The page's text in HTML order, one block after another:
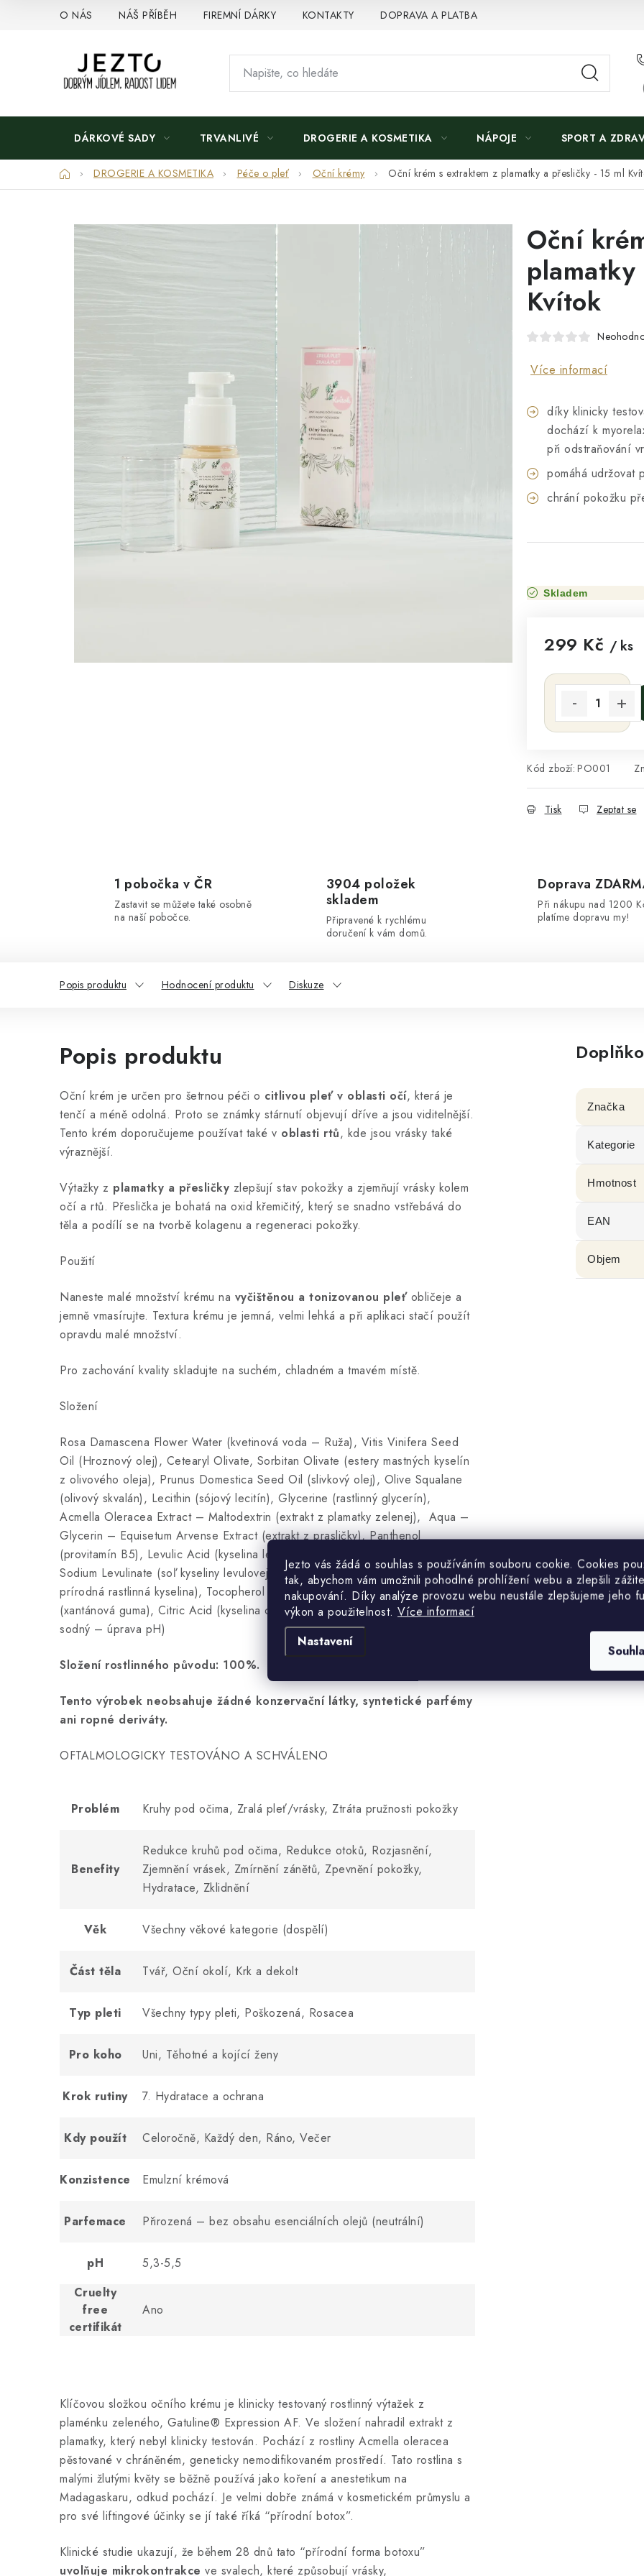
Jezto vás žádá o souhlas s používáním souboru cookie. Cookies
tak, abychom vám umožnili pohodlné prohlížení webu a zlepšili
nakupování. Díky analýze provozu webu neustále zlepšujeme jeho
výkon a použitelnost. Více informací
Nastavení
O NÁS NÁŠ PŘÍBĚH FIREMNÍ DÁRKY KONTAKTY DOPRAVA A PLATBA
DÁRKOVÉ SADY TRVANLIVÉ DROGERIE A KOSMETIKA NÁPOJE SPORT A
DomůDROGERIE A KOSMETIKA Péče o pleť Oční krémy Oční krém s extraktem z plamatky a přesličky - 15 ml
Oční
Kvítok
Více informací
díky klinicky
dochází k
při odstraňování
pomáhá udržovat
chrání pokožku
Skladem
299 Kč / ks
Kód zboží: PO001
Tisk Zeptat se
1 pobočka v ČR
Zastavit se můžete také osobně
na naší pobočce.
3904 položek
skladem
Připravené k rychlému
doručení k vám domů.
Doprava
Při nákupu nad 1200
platíme dopravu my!
Popis produktu Hodnocení produktu Diskuze
Popis produktu
Oční krém je určen pro šetrnou péči o citlivou pleť v oblasti očí, která je
tenčí a méně odolná. Proto se známky stárnutí objevují dříve a jsou viditelnější.
Tento krém doporučujeme používat také v oblasti rtů, kde jsou vrásky také
výraznější.
Výtažky z plamatky a přesličky zlepšují stav pokožky a zjemňují vrásky kolem
očí a rtů. Přeslička je bohatá na oxid křemičitý, který se snadno vstřebává do
těla a podílí se na tvorbě kolagenu a regeneraci pokožky.
Použití
Naneste malé množství krému na vyčištěnou a tonizovanou pleťobličeje a
jemně vmasírujte. Textura krému je jemná, velmi lehká a při aplikaci stačí použít
opravdu malé množství.
Pro zachování kvality skladujte na suchém, chladném a tmavém místě.
Složení
Rosa Damascena Flower Water (kvetinová voda – Ruža), Vitis Vinifera Seed
Oil (Hroznový olej), Cetearyl Olivate, Sorbitan Olivate (estery mastných kyselín
z olivového oleja), Prunus Domestica Seed Oil (slivkový olej), Olive Squalane
(olivový skvalán), Lecithin (sójový lecitín), Glycerine (rastlinný glycerín),
Acmella Oleracea Extract – Maltodextrin (extrakt z plamatky zelenej), Aqua –
Glycerin – Equisetum Arvense Extract (extrakt z prasličky), Panthenol
(provitamín B5), Levulic Acid (kyselina levulová – prírodná rastlinná kyselina),
Sodium Levulinate (soľ kyseliny levulovej), p-Anisic Acid (kyselina anízová –
prírodná rastlinná kyselina), Tocopherol (prírodný vitamín E), Xanthan Gum
(xantánová guma), Citric Acid (kyselina citrónová), Sodium Hydroxide (hydroxid
sodný – úprava pH)
Složení rostlinného původu: 100%.
Tento výrobek neobsahuje žádné konzervační látky, syntetické parfémy
ani ropné deriváty.
OFTALMOLOGICKY TESTOVÁNO A SCHVÁLENO
Problém Kruhy pod očima, Zralá pleť/vrásky, Ztráta pružnosti pokožky
Benefity
Redukce kruhů pod očima, Redukce otoků, Rozjasnění,
Zjemnění vrásek, Zmírnění zánětů, Zpevnění pokožky,
Hydratace, Zklidnění
Věk Všechny věkové kategorie (dospělí)
Část těla Tvář, Oční okolí, Krk a dekolt
Typ pleti Všechny typy pleti, Poškozená, Rosacea
Pro koho Uni, Těhotné a kojící ženy
Krok rutiny 7. Hydratace a ochrana
Kdy použít Celoročně, Každý den, Ráno, Večer
Konzistence Emulzní krémová
Parfemace Přirozená – bez obsahu esenciálních olejů (neutrální)
pH
5,3-5,5
Cruelty
free
certifikát
Ano
Klíčovou složkou očního krému je klinicky testovaný rostlinný výtažek z
plaménku zeleného, Gatuline® Expression AF. Ve složení nahradil extrakt z
plamatky, který nebyl klinicky testován. Pochází z rostliny Acmella oleracea
pěstované v chráněném, geneticky nemodifikovaném prostředí. Tato rostlina s
malými žlutými květy se běžně používá jako koření a anestetikum na
Madagaskaru, odkud pochází. Je velmi dobře známá v kosmetickém průmyslu a
pro své liftingové účinky se jí také říká “přírodní botox”.
Klinické studie ukazují, že během 28 dnů tato “přírodní forma botoxu”
uvolňuje mikrokontrakce ve svalech, které způsobují vrásky,
Značka
Kategorie
Hmotnost
EAN
Objem